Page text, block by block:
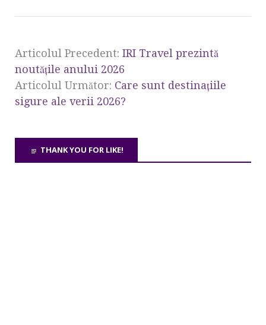
Articolul Precedent: IRI Travel prezintă
noutățile anului 2026
Articolul Următor: Care sunt destinațiile
sigure ale verii 2026?
THANK YOU FOR LIKE!